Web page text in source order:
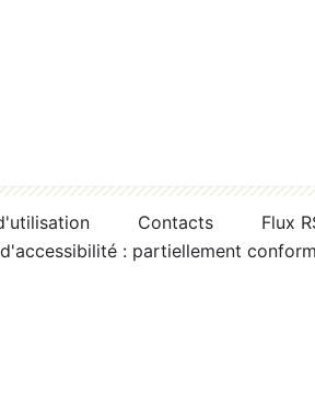
Contacts
Flux
: partiellement